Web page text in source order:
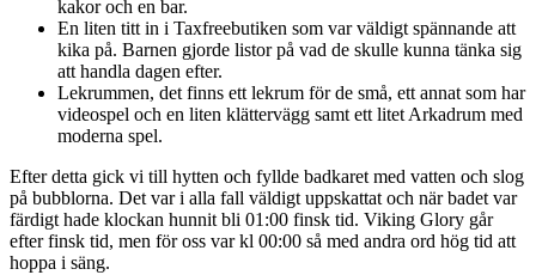
kakor och en bar.
En liten titt in i Taxfreebutiken som var väldigt spännande att
kika på. Barnen gjorde listor på vad de skulle kunna tänka sig
att handla dagen efter.
Lekrummen, det finns ett lekrum för de små, ett annat som har
videospel och en liten klättervägg samt ett litet Arkadrum med
moderna spel.
Efter detta gick vi till hytten och fyllde badkaret med vatten och slog
på bubblorna. Det var i alla fall väldigt uppskattat och när badet var
färdigt hade klockan hunnit bli 01:00 finsk tid. Viking Glory går
efter finsk tid, men för oss var kl 00:00 så med andra ord hög tid att
hoppa i säng.